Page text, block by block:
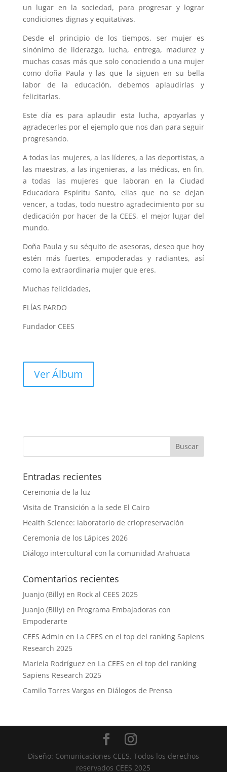
un lugar en la sociedad, para progresar y lograr
condiciones dignas y equitativas.
Desde el principio de los tiempos, ser mujer es
sinónimo de liderazgo, lucha, entrega, madurez y
muchas cosas más que solo conociendo a una mujer
como doña Paula y las que la siguen en su bella
labor de la educación, debemos aplaudirlas y
felicitarlas.
Este día es para aplaudir esta lucha, apoyarlas y
agradecerles por el ejemplo que nos dan para seguir
progresando.
A todas las mujeres, a las líderes, a las deportistas, a
las maestras, a las ingenieras, a las médicas, en fin,
a todas las mujeres que laboran en la Ciudad
Educadora Espíritu Santo, ellas que no se dejan
vencer, a todas, todo nuestro agradecimiento por su
dedicación por hacer de la CEES, el mejor lugar del
mundo.
Doña Paula y su séquito de asesoras, deseo que hoy
estén más fuertes, empoderadas y radiantes, así
como la extraordinaria mujer que eres.
Muchas felicidades,
ELÍAS PARDO
Fundador CEES
Ver Álbum
Entradas recientes
Ceremonia de la luz
Visita de Transición a la sede El Cairo
Health Science: laboratorio de criopreservación
Ceremonia de los Lápices 2026
Diálogo intercultural con la comunidad Arahuaca
Comentarios recientes
Juanjo (Billy)en Rock al CEES 2025
Juanjo (Billy)en Programa Embajadoras con
Empoderarte
CEES Admin en La CEES en el top del ranking Sapiens
Research 2025
Mariela Rodríguez en La CEES en el top del ranking
Sapiens Research 2025
Camilo Torres Vargas en Diálogos de Prensa
Diseño: Comunicaciones CEES. Todos los derechos
reservados CEES 2025